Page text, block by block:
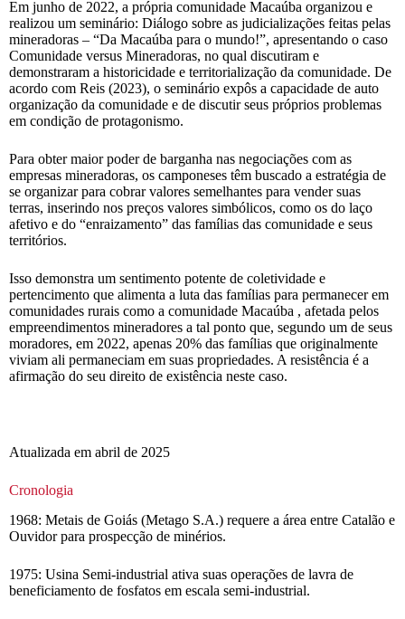
Em junho de 2022, a própria comunidade Macaúba organizou e
realizou um seminário: Diálogo sobre as judicializações feitas pelas
mineradoras – “Da Macaúba para o mundo!”, apresentando o caso
Comunidade versus Mineradoras, no qual discutiram e
demonstraram a historicidade e territorialização da comunidade. De
acordo com Reis (2023), o seminário expôs a capacidade de auto
organização da comunidade e de discutir seus próprios problemas
em condição de protagonismo.
Para obter maior poder de barganha nas negociações com as
empresas mineradoras, os camponeses têm buscado a estratégia de
se organizar para cobrar valores semelhantes para vender suas
terras, inserindo nos preços valores simbólicos, como os do laço
afetivo e do “enraizamento” das famílias das comunidade e seus
territórios.
Isso demonstra um sentimento potente de coletividade e
pertencimento que alimenta a luta das famílias para permanecer em
comunidades rurais como a comunidade Macaúba , afetada pelos
empreendimentos mineradores a tal ponto que, segundo um de seus
moradores, em 2022, apenas 20% das famílias que originalmente
viviam ali permaneciam em suas propriedades. A resistência é a
afirmação do seu direito de existência neste caso.
Atualizada em abril de 2025
Cronologia
1968: Metais de Goiás (Metago S.A.) requere a área entre Catalão e
Ouvidor para prospecção de minérios.
1975: Usina Semi-industrial ativa suas operações de lavra de
beneficiamento de fosfatos em escala semi-industrial.